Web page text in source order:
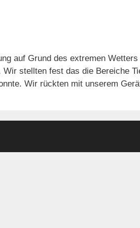
auf Grund des extremen
stellten fest das die Bereiche
Wir rückten mit unserem